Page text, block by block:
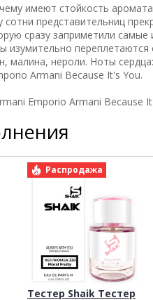
имеют стойкость
представительниц
сразу заприметили
нероли. Ноты
Armani Because It's You.
Emporio Armani Because
Распродажа
Тестер Shaik Тестер